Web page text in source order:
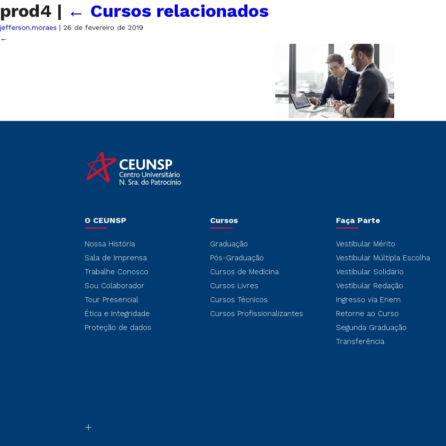
prod4 | ← Cursos relacionados
jefferson.moraes | 26 de fevereiro de 2019
←
O CEUNSP
Nossa História
Sala de Imprensa
Trabalhe Conosco
Sou Colaborador
Tour Presencial
Ética e Integridade
Proteção de dados
Cursos
Graduação
Pós-Graduação
Cursos de Medicina
Cursos Livres
Cursos Técnicos
Cursos Profissionalizantes
Faça Parte
Vestibular Mérito
Vestibular Múltipla Escolha
Vestibular Solidário
Vestibular Redação
Ingresso via Enem
Retorne ao Curso
Segunda Graduação
Transferência